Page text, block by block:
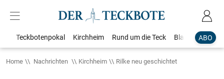
ABO
Teckbotenpokal Kirchheim Rund um die Teck Blaulicht
Home Nachrichten Kirchheim Rilke neu geschichtet